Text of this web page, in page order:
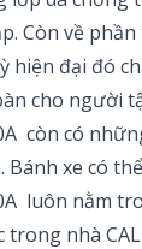
Còn về
hiện đại đó
cho người
còn có
Bánh xe có
luôn nằm
trong nhà